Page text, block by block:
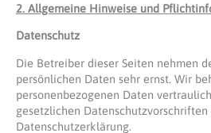
2. Allgemeine Hinweise und
Datenschutz
Die Betreiber dieser Seiten nehmen
persönlichen Daten sehr ernst. Wir
personenbezogenen Daten
gesetzlichen
Datenschutzerklärung.